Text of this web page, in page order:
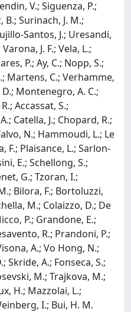
V.; Siguenza, P.;
B.; Surinach, J. M.;
Santos, J.; Uresandi,
J. F.; Vela, L.;
P.; Ay, C.; Nopp, S.;
Martens, C.; Verhamme,
D.; Montenegro, A. C.;
Accassat, S.;
Catella, J.; Chopard, R.;
N.; Hammoudi, L.; Le
F.; Plaisance, L.; Sarlon-
E.; Schellong, S.;
G.; Tzoran, I.;
Bilora, F.; Bortoluzzi,
M.; Colaizzo, D.; De
P.; Grandone, E.;
R.; Prandoni, P.;
A.; Vo Hong, N.;
Skride, A.; Fonseca, S.;
M.; Trajkova, M.;
H.; Mazzolai, L.;
I.; Bui, H. M.